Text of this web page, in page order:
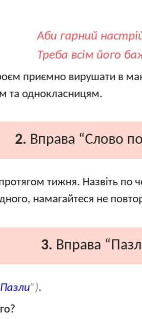
Аби гарний
Треба всім його
приємно вирушати в
та однокласницям.
2. Вправа “Слово
тижня. Назвіть по
намагайтеся не
3. Вправа
Пазли”).